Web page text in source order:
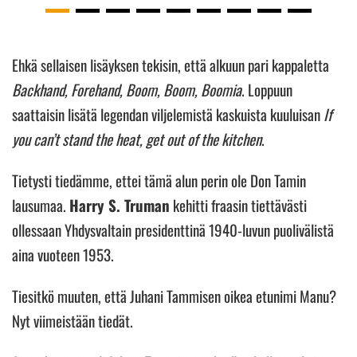
Ehkä sellaisen lisäyksen tekisin, että alkuun pari kappaletta
Backhand, Forehand, Boom, Boom, Boomia. Loppuun
saattaisin lisätä legendan viljelemistä kaskuista kuuluisanIf
you can’t stand the heat, get out of the kitchen.
Tietysti tiedämme, ettei tämä alun perin ole Don Tamin
lausumaa. Harry S. Truman kehitti fraasin tiettävästi
ollessaan Yhdysvaltain presidenttinä 1940-luvun puolivälistä
aina vuoteen 1953.
Tiesitkö muuten, että Juhani Tammisen oikea etunimi Manu?
Nyt viimeistään tiedät.